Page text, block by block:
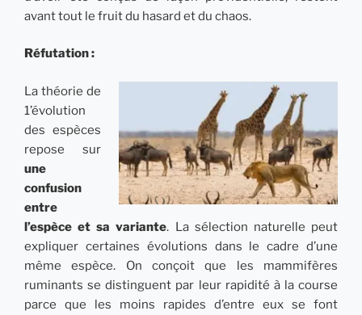
avant tout le fruit du hasard et du chaos.
Réfutation :
La théorie de
1’évolution
des espèces
repose sur
une
confusion
entre
l’espèce et sa variante. La sélection naturelle peut
expliquer certaines évolutions dans le cadre d’une
même espèce. On conçoit que les mammifères
ruminants se distinguent par leur rapidité à la course
parce que les moins rapides d’entre eux se font